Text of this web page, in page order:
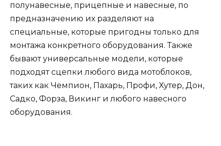
полунавесные, прицепные и навесные, по
предназначению их разделяют на
специальные, которые пригодны только для
монтажа конкретного оборудования. Также
бывают универсальные модели, которые
подходят сцепки любого вида мотоблоков,
таких как Чемпион, Пахарь, Профи, Хутер, Дон,
Садко, Форза, Викинг и любого навесного
оборудования.